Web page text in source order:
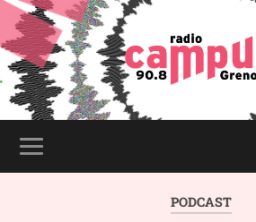
PODCAST